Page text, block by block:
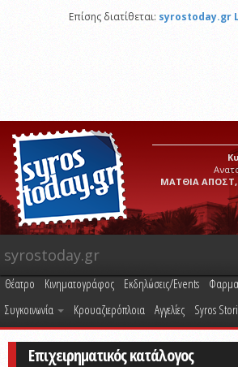
Επίσης διατίθεται: syrostoday.gr
ΜΑΤΘΙΑ
syrostoday.gr
Θέατρο Κινηματογράφος Εκδηλώσεις/Events
Συγκοινωνία
Κρουαζιερόπλοια Αγγελίες Syros
Επιχειρηματικός κατάλογος